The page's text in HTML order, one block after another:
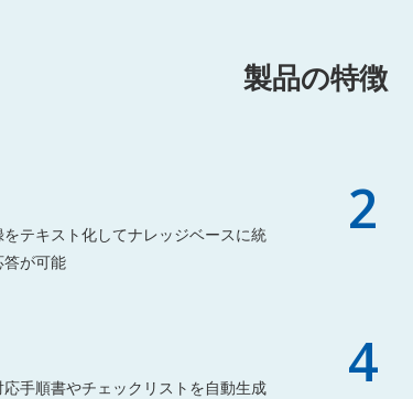
製品の特徴
テキスト化してナレッジベースに統
が可能
2
手順書やチェックリストを自動生成 4